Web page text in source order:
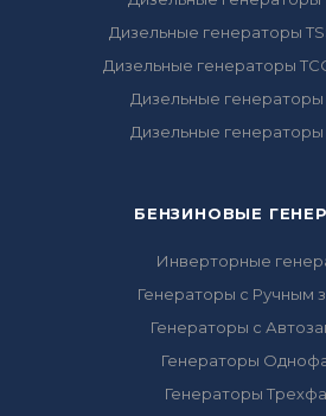
Дизельные генераторы
Дизельные генераторы
Дизельные
Дизельные
БЕНЗИНОВЫЕ
Инверторные
Генераторы с Ручным
Генераторы с
Генераторы
Генераторы